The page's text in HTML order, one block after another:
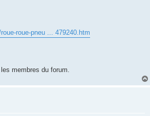
roue-pneu ... 479240.htm
membres du forum.